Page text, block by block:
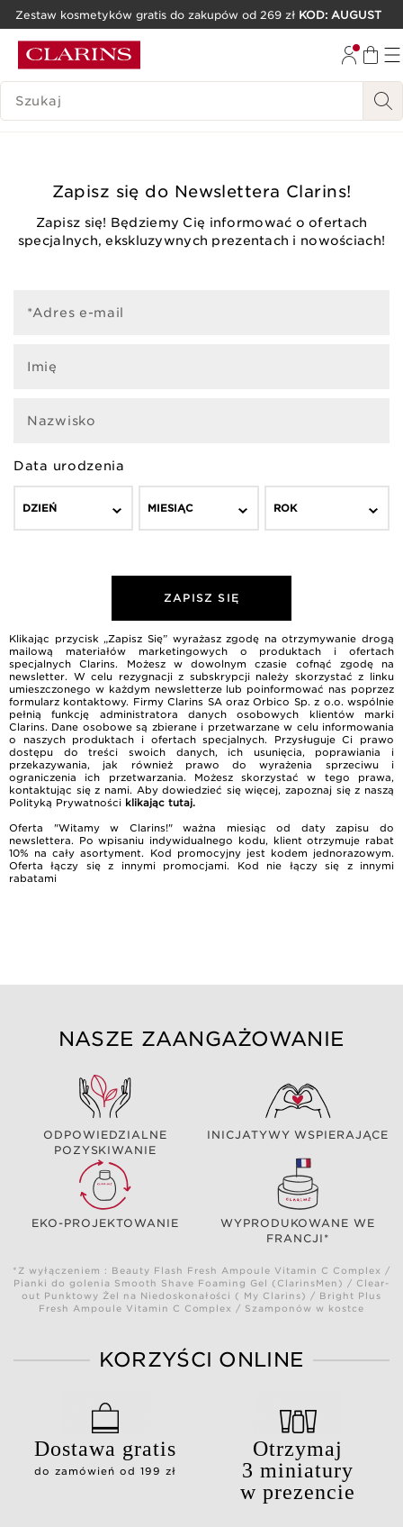
PRZEJDŹ DO TREŚCI
Zestaw kosmetyków gratis do zakupów od 269 zł KOD: AUGUST
HISTORIA WYSZUKIWANIA
Zapisz się do Newslettera Clarins!
Zapisz się! Będziemy Cię informować o ofertach
specjalnych, ekskluzywnych prezentach i nowościach!
*Adres e-mail
Imię
Nazwisko
Data urodzenia
DZIEŃ MIESIĄC ROK
ZAPISZ SIĘ
Klikając przycisk „Zapisz Się” wyrażasz zgodę na otrzymywanie drogą
mailową materiałów marketingowych o produktach i ofertach
specjalnych Clarins. Możesz w dowolnym czasie cofnąć zgodę na
newsletter. W celu rezygnacji z subskrypcji należy skorzystać z linku
umieszczonego w każdym newsletterze lub poinformować nas poprzez
formularz kontaktowy. Firmy Clarins SA oraz Orbico Sp. z o.o. wspólnie
pełnią funkcję administratora danych osobowych klientów marki
Clarins. Dane osobowe są zbierane i przetwarzane w celu informowania
o naszych produktach i ofertach specjalnych. Przysługuje Ci prawo
dostępu do treści swoich danych, ich usunięcia, poprawiania i
przekazywania, jak również prawo do wyrażenia sprzeciwu i
ograniczenia ich przetwarzania. Możesz skorzystać w tego prawa,
kontaktując się z nami. Aby dowiedzieć się więcej, zapoznaj się z naszą
Polityką Prywatności klikając tutaj.
Oferta "Witamy w Clarins!" ważna miesiąc od daty zapisu do
newslettera. Po wpisaniu indywidualnego kodu, klient otrzymuje rabat
10% na cały asortyment. Kod promocyjny jest kodem jednorazowym.
Oferta łączy się z innymi promocjami. Kod nie łączy się z innymi
rabatami
NASZE ZAANGAŻOWANIE
ODPOWIEDZIALNE
POZYSKIWANIE
INICJATYWY WSPIERAJĄCE
EKO-PROJEKTOWANIE
WYPRODUKOWANE WE
FRANCJI*
*Z wyłączeniem : Beauty Flash Fresh Ampoule Vitamin C Complex /
Pianki do golenia Smooth Shave Foaming Gel (ClarinsMen) / Clear-
out Punktowy Żel na Niedoskonałości ( My Clarins) / Bright Plus
Fresh Ampoule Vitamin C Complex / Szamponów w kostce
KORZYŚCI ONLINE
Dostawa gratis
do zamówień od 199 zł
Otrzymaj
3 miniatury
w prezencie